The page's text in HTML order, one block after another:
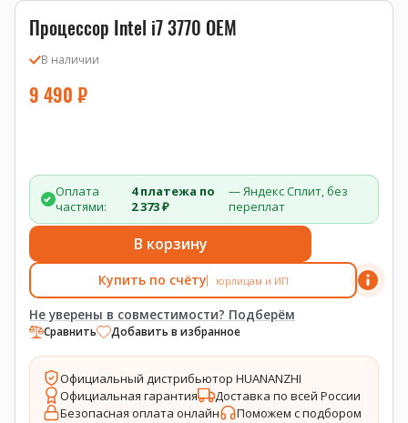
Процессор Intel i7 3770 OEM
В наличии
9 490 ₽
Оплата
частями:
4 платежа по
2 373 ₽
— Яндекс Сплит, без
переплат
В корзину
Купить по счёту юрлицам и ИП
Не уверены в совместимости? Подберём
Сравнить Добавить в избранное
Официальный дистрибьютор HUANANZHI
Официальная гарантия
Доставка по всей России
Безопасная оплата онлайн
Поможем с подбором